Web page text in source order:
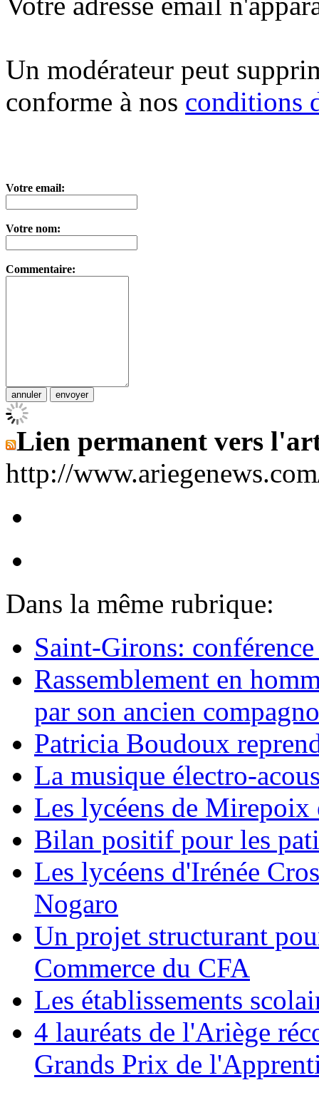
Un modérateur peut
conforme à nos conditions
Votre email:
Votre nom:
Commentaire:
Lien permanent vers
http://
Dans la même rubrique:
Saint-Girons:
Rassemblement en
par son ancien
Patricia Boudoux
La musique électro-
Les lycéens de
Bilan positif pour les
Les lycéens d'Irénée
Nogaro
Un projet structurant
Commerce du CFA
Les établissements
4 lauréats de l'Ariège
Grands Prix de